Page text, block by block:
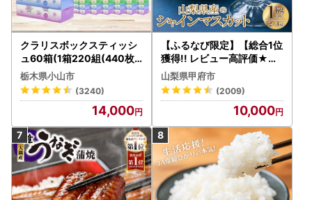
クラリスボックスティッシ
ュ60箱(1箱220組(440枚))
(5個入り×12セット)【配送
不可地域：離島・沖縄県】
【1256759】
栃木県小山市
(3240)
14,000
【ふるなび限定】【総合1位
獲得!! レビュー高評価★】
〈2026年度配送分〉山梨
県産 シャインマスカット 2
～3房（1.0kg以上）シャイ
ン フルーツ FN-Limited-S
P
山梨県甲府市
(2009)
10,000